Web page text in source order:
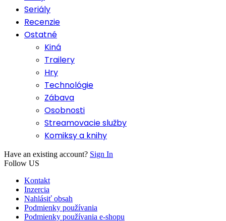
Seriály
Recenzie
Ostatné
Kiná
Trailery
Hry
Technológie
Zábava
Osobnosti
Streamovacie služby
Komiksy a knihy
Have an existing account? Sign In
Follow US
Kontakt
Inzercia
Nahlásiť obsah
Podmienky používania
Podmienky používania e-shopu